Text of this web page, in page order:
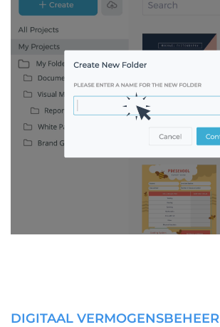
DIGITAAL VERMOGENSBEHEER